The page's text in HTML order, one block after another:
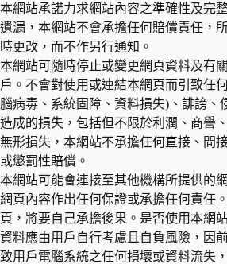
本網站承諾力求網站內容之準確性及完
遺漏，本網站不會承擔任何賠償責任，
時更改，而不作另行通知。
本網站可隨時停止或變更網頁資料及有
戶。不會對使用或連結本網頁而引致任
腦病毒、系統固障、資料損失)、誹謗、
造成的損失，包括但不限於利潤、商譽
無形損失，本網站不承擔任何直接、間
或懲罰性賠償。
本網站可能會連接至其他機構所提供的
網頁內容作出任何保證或承擔任何責任
頁，將要自己承擔後果。是否使用本網
資料應由用戶自行考慮且自負風險，因
致用戶電腦系統之任何損壞或資料流失